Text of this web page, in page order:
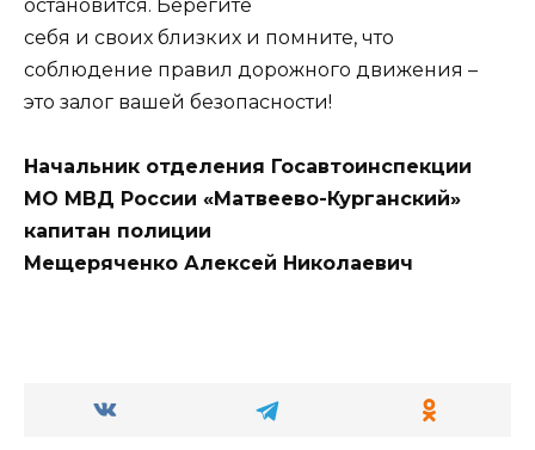
остановится. Берегите
себя и своих близких и помните, что
соблюдение правил дорожного движения –
это залог вашей безопасности!
Начальник отделения Госавтоинспекции
МО МВД России «Матвеево-Курганский»
капитан полиции
Мещеряченко Алексей Николаевич